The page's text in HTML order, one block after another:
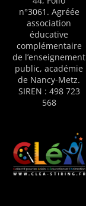
n°3061. Agréée
association
éducative
complémentaire
de l’enseignement
public, académie
de Nancy-Metz.
SIREN : 498 723
568